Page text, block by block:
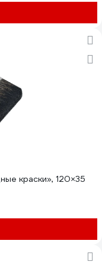
краски», 120×35